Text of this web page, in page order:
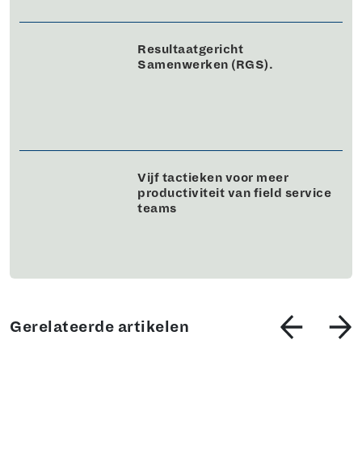
Resultaatgericht
Samenwerken (RGS).
Vijf tactieken voor meer
productiviteit van field service
teams
Gerelateerde artikelen